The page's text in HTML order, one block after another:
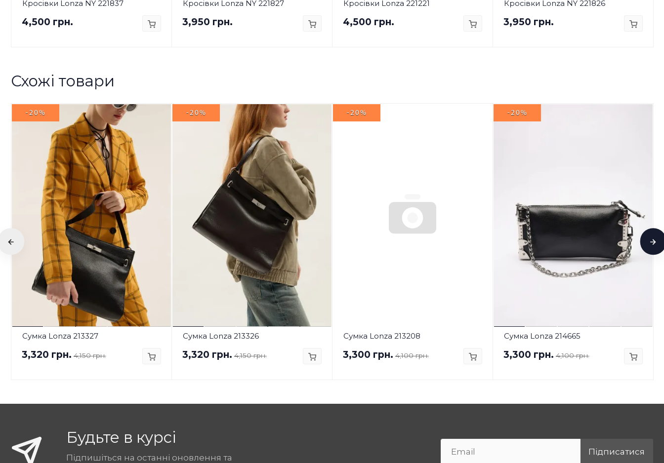
Кросівки Lonza NY 221837
4,500 грн.
Кросівки Lonza NY 221827
3,950 грн.
Кросівки Lonza 221221
4,500 грн.
Кросівки Lonza NY 221826
3,950 грн.
Схожі товари
-20%
Сумка Lonza 213327
3,320 грн. 4,150 грн.
-20%
Сумка Lonza 213326
3,320 грн. 4,150 грн.
-20%
Сумка Lonza 213208
3,300 грн. 4,100 грн.
-20%
Сумка Lonza 214665
3,300 грн. 4,100 грн.
Будьте в курсі
Підпишіться на останні оновлення та
Підписатися